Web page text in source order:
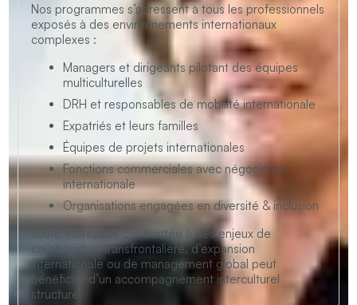
Nos programmes s’adressent à tous les professionnels
exposés à des environnements internationaux
complexes :
Managers et dirigeants pilotant des équipes
multiculturelles
DRH et responsables de mobilité internationale
Expatriés et leurs familles
Équipes de projets internationales
Fonctions commerciales avec négociation
internationale
Organisations engagées en diversité & inclusion
Toute entreprise confrontée à des enjeux de
collaboration transfrontalière, d’expansion
internationale ou de management global peut
bénéficier d’un accompagnement interculturel
structuré.